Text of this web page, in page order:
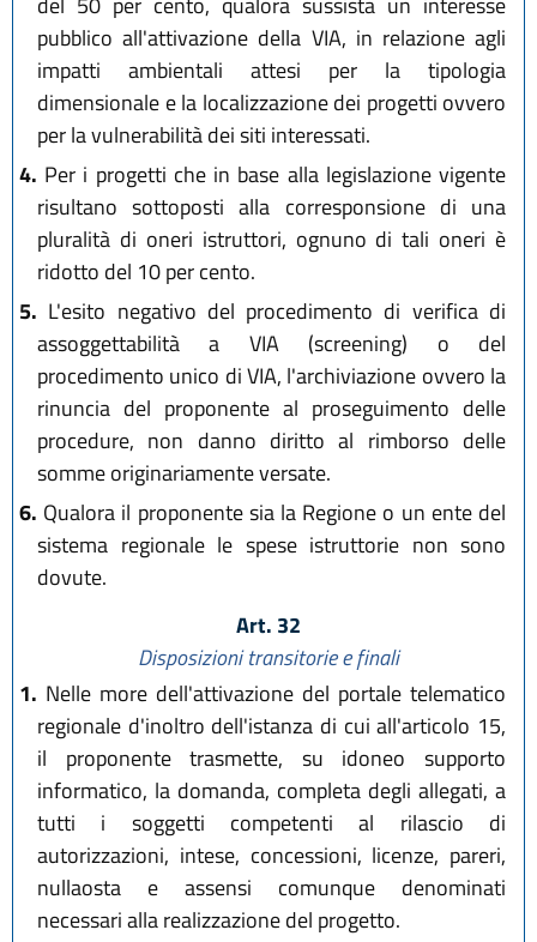
pubblico all'attivazione della VIA, in relazione agli
impatti ambientali attesi per la tipologia
dimensionale e la localizzazione dei progetti ovvero
per la vulnerabilità dei siti interessati.
4. Per i progetti che in base alla legislazione vigente
risultano sottoposti alla corresponsione di una
pluralità di oneri istruttori, ognuno di tali oneri è
ridotto del 10 per cento.
5. L'esito negativo del procedimento di verifica di
assoggettabilità a VIA (screening) o del
procedimento unico di VIA, l'archiviazione ovvero la
rinuncia del proponente al proseguimento delle
procedure, non danno diritto al rimborso delle
somme originariamente versate.
6. Qualora il proponente sia la Regione o un ente del
sistema regionale le spese istruttorie non sono
dovute.
Art. 32
Disposizioni transitorie e finali
1. Nelle more dell'attivazione del portale telematico
regionale d'inoltro dell'istanza di cui all'articolo 15,
il proponente trasmette, su idoneo supporto
informatico, la domanda, completa degli allegati, a
tutti i soggetti competenti al rilascio di
autorizzazioni, intese, concessioni, licenze, pareri,
nullaosta e assensi comunque denominati
necessari alla realizzazione del progetto.